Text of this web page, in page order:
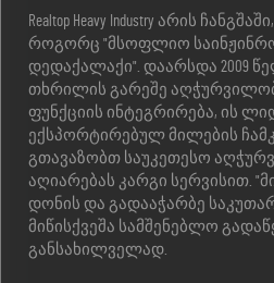
Realtop Heavy Industry არის
როგორც "მსოფლიო საინჟინრო
დედაქალაქი". დაარსდა 2009
თხრილის გარეშე
ფუნქციის ინტეგრირება, ის
ექსპორტირებულ მილების
გთავაზობთ საუკეთესო
აღიარებას კარგი სერვისით.
დონის და გადააჭარბე
მიწისქვეშა სამშენებლო
განსახილველად.